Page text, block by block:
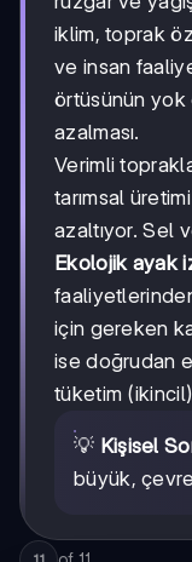
iklim, toprak
ve insan
örtüsünün yok
azalması.
Verimli
tarımsal
azaltıyor. Sel
Ekolojik ayak
için gereken
ise doğrudan
tüketim
💡 Kişisel
büyük,